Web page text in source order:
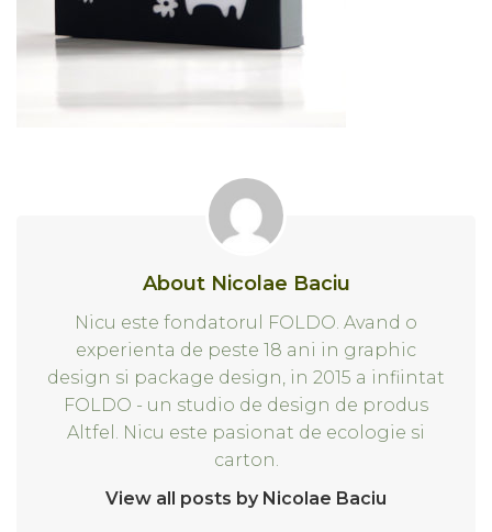
About Nicolae Baciu
Nicu este fondatorul FOLDO. Avand o
experienta de peste 18 ani in graphic
design si package design, in 2015 a infiintat
FOLDO - un studio de design de produs
Altfel. Nicu este pasionat de ecologie si
carton.
View all posts by Nicolae Baciu